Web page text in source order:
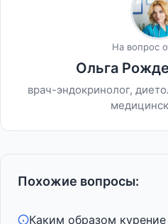
На вопрос
Ольга
врач-эндокринолог,
Похожие вопросы:
Каким образом